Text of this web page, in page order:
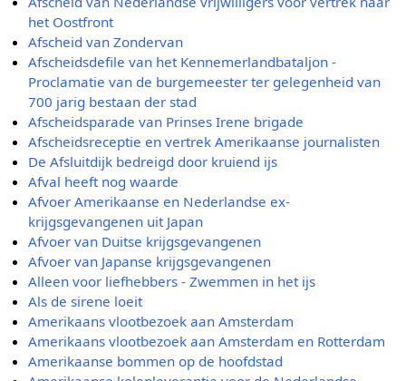
het Oostfront
Afscheid van Zondervan
Afscheidsdefile van het Kennemerlandbataljon -
Proclamatie van de burgemeester ter gelegenheid van
700 jarig bestaan der stad
Afscheidsparade van Prinses Irene brigade
Afscheidsreceptie en vertrek Amerikaanse journalisten
De Afsluitdijk bedreigd door kruiend ijs
Afval heeft nog waarde
Afvoer Amerikaanse en Nederlandse ex-
krijgsgevangenen uit Japan
Afvoer van Duitse krijgsgevangenen
Afvoer van Japanse krijgsgevangenen
Alleen voor liefhebbers - Zwemmen in het ijs
Als de sirene loeit
Amerikaans vlootbezoek aan Amsterdam
Amerikaans vlootbezoek aan Amsterdam en Rotterdam
Amerikaanse bommen op de hoofdstad